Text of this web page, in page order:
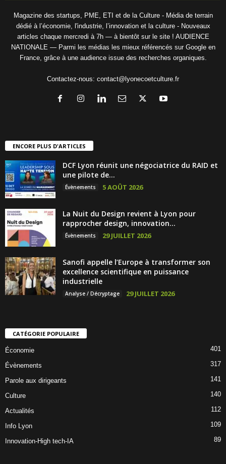
Magazine des startups, PME, ETI et de la Culture - Média de terrain
dédié à l’économie, l'industrie, l’innovation et la culture - Nouveaux
articles chaque mercredi à 7h — à bientôt sur le site ! AUDIENCE
NATIONALE — Parmi les médias les mieux référencés sur Google en
France, grâce à une audience issue des recherches organiques.
Contactez-nous: contact@lyonecoetculture.fr
ENCORE PLUS D'ARTICLES
DCF Lyon réunit une négociatrice du RAID et
une pilote de...
Évènements 5 AOÛT 2026
La Nuit du Design revient à Lyon pour
rapprocher design, innovation...
Évènements 29 JUILLET 2026
Sanofi appelle l’Europe à transformer son
excellence scientifique en puissance
industrielle
Analyse / Décryptage 29 JUILLET 2026
CATÉGORIE POPULAIRE
Économie 401
Évènements 317
Parole aux dirigeants 141
Culture 140
Actualités 112
Info Lyon 109
Innovation-High tech-IA 89